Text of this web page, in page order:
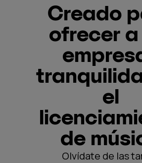
Creado
ofrecer
el
de
Olvídate de las